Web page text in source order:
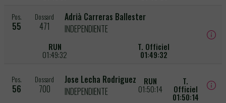
Pos.
55
Dossard
471
Adrià Carreras Ballester
INDEPENDIENTE
RUN
01:49:32
T. Officiel
01:49:32
Pos.
56
Dossard
700
Jose Lecha Rodriguez
INDEPENDIENTE
RUN
01:50:14
T.
Officiel
01:50:14